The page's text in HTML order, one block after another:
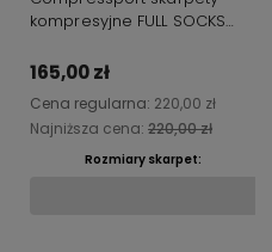
kompresyjne FULL SOCKS
165,00 zł
Cena regularna: 220,00 zł
Najniższa cena: 220,00 zł
Rozmiary skarpet: